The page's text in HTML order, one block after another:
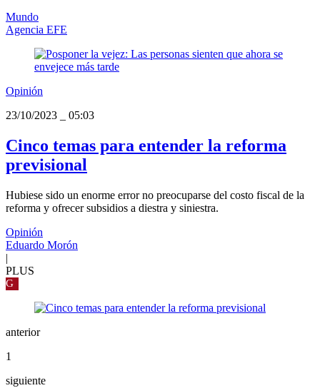
Mundo
Agencia EFE
Opinión
23/10/2023
05:03
Cinco temas para entender la reforma
previsional
Hubiese sido un enorme error no preocuparse del costo fiscal de la
reforma y ofrecer subsidios a diestra y siniestra.
Opinión
Eduardo Morón
|
PLUS
G
anterior
1
siguiente